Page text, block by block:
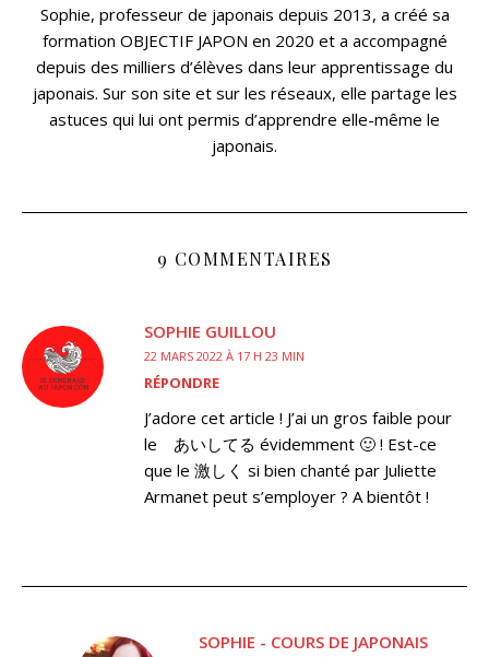
Sophie, professeur de japonais depuis 2013, a créé sa
formation OBJECTIF JAPON en 2020 et a accompagné
depuis des milliers d’élèves dans leur apprentissage du
japonais. Sur son site et sur les réseaux, elle partage les
astuces qui lui ont permis d’apprendre elle-même le
japonais.
9 COMMENTAIRES
SOPHIE GUILLOU
22 MARS 2022 À 17 H 23 MIN
RÉPONDRE
J’adore cet article ! J’ai un gros faible pour
le あいしてる évidemment 🙂 ! Est-ce
que le 激しく si bien chanté par Juliette
Armanet peut s’employer ? A bientôt !
SOPHIE - COURS DE JAPONAIS